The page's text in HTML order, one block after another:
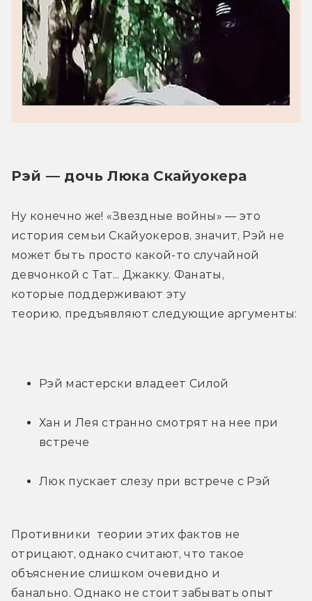
Рэй — дочь Люка Скайуокера
Ну конечно же! «Звездные войны» — это
история семьи Скайуокеров, значит, Рэй не
может быть просто какой-то случайной
девчонкой с Тат... Джакку. Фанаты,
которые поддерживают эту
теорию, предъявляют следующие аргументы:
Рэй мастерски владеет Силой
Хан и Лея странно смотрят на нее при
встрече
Люк пускает слезу при встрече с Рэй
Противники  теории этих фактов не
отрицают, однако считают, что такое
объяснение слишком очевидно и
банально. Однако не стоит забывать опыт